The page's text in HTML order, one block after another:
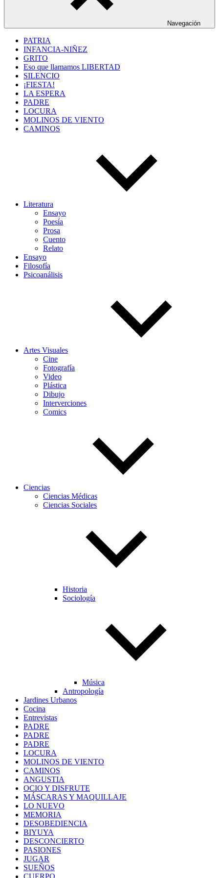
Navegación
PATRIA
INFANCIA-NIÑEZ
GRITO
Eso que llamamos LIBERTAD
SILENCIO
¡FIESTA!
LA ESPERA
PADRE
LOCURA
MOLINOS DE VIENTO
CAMINOS
Literatura
Ensayo
Poesía
Prosa
Cuento
Relato
Ensayo
Filosofía
Psicoanálisis
Artes Visuales
Cine
Fotografía
Video
Plástica
Dibujo
Interverciones
Comics
Ciencias
Ciencias Médicas
Ciencias Sociales
Historia
Sociología
Música
Antropología
Jardines Urbanos
Cocina
Entrevistas
PADRE
PADRE
PADRE
LOCURA
MOLINOS DE VIENTO
CAMINOS
ANGUSTIA
OCIO Y DISFRUTE
MÁSCARAS Y MAQUILLAJE
LO NUEVO
MEMORIA
DESOBEDIENCIA
BIYUYA
DESCONCIERTO
PASIONES
JUGAR
SUEÑOS
CUERPO